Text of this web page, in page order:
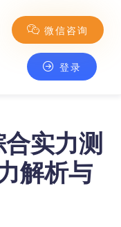
微信咨询
登录
主流产品能力解析与选型
实力测
解析与